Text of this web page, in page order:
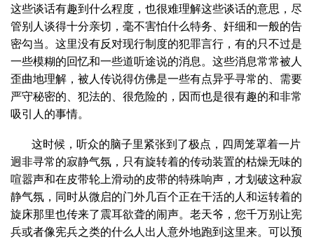
这些谈话有趣到什么程度，也很难理解这些谈话的意思，尽
管别人谈得十分亲切，毫不害怕什么特务、奸细和一般的告
密勾当。这里没有反对现行制度的犯罪言行，有的只不过是
一些模糊的回忆和一些道听途说的消息。这些消息常常被人
歪曲地理解，被人传说得仿佛是一些有点异乎寻常的、需要
严守秘密的、犯法的、很危险的，因而也是很有趣的和非常
吸引人的事情。
这时候，听众的脑子里紧张到了极点，四周笼罩着一片
迥非寻常的寂静气氛，只有旋转着的传动装置的枯燥无味的
喧嚣声和在皮带轮上滑动的皮带的特殊响声，才划破这种寂
静气氛，同时从微启的门外几百个正在干活的人和运转着的
旋床那里也传来了震耳欲聋的闹声。老天爷，您千万别让宪
兵或者像宪兵之类的什么人出人意外地跑到这里来。可以预